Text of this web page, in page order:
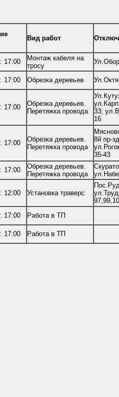
Вид работ
17:00
Монтаж кабеля на
тросу
17:00 Обрезка деревьев
17:00
Обрезка деревьев.
Перетяжка провода
33;
16
17:00
Обрезка деревьев.
Перетяжка провода
8й пр-
35-43
17:00
Обрезка деревьев.
Перетяжка провода
12:00 Установка траверс
17:00 Работа в ТП
17:00 Работа в ТП